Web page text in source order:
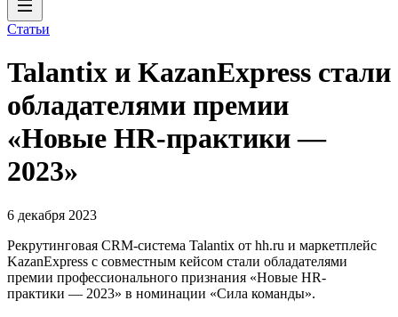
Статьи
Talantix и KazanExpress стали
обладателями премии
«Новые HR-практики —
2023»
6 декабря 2023
Рекрутинговая CRM-система Talantix от hh.ru и маркетплейс
KazanExpress с совместным кейсом стали обладателями
премии профессионального признания «Новые HR-
практики — 2023» в номинации «Сила команды».